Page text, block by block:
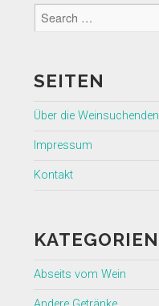
SEITEN
Über die Weinsuchenden
Impressum
Kontakt
KATEGORIEN
Abseits vom Wein